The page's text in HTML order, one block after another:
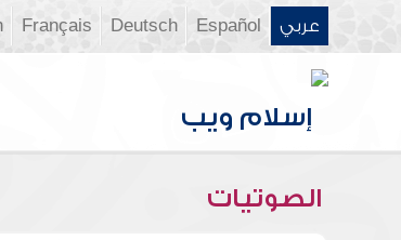
عربي Español
Deutsch
Français
الصوتيات